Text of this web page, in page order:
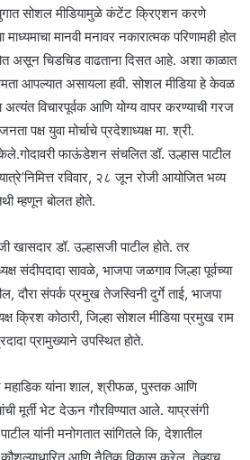
सोशल मीडियामुळे कंटेंट क्रिएशन करणे
मानवी मनावर नकारात्मक परिणामही होत
असून चिडचिड वाढताना दिसत आहे. अशा काळात
आपल्यात असायला हवी. सोशल मीडिया हे केवळ
विचारपूर्वक आणि योग्य वापर करण्याची गरज
पक्ष युवा मोर्चाचे प्रदेशाध्यक्ष मा. श्री.
फाऊंडेशन संचलित डॉ. उल्हास पाटील
रविवार, २८ जून रोजी आयोजित भव्य
म्हणून बोलत होते.
खासदार डॉ. उल्हासजी पाटील होते. तर
संदीपदादा सावळे, भाजपा जळगाव जिल्हा पूर्वच्या
दौरा संपर्क प्रमुख तेजस्विनी दुर्गे ताई, भाजपा
क्रिश कोठारी, जिल्हा सोशल मीडिया प्रमुख राम
प्रामुख्याने उपस्थित होते.
महाडिक यांना शाल, श्रीफळ, पुस्तक आणि
मूर्ती भेट देऊन गौरविण्यात आले. याप्रसंगी
यांनी मनोगतात सांगितले कि, देशातील